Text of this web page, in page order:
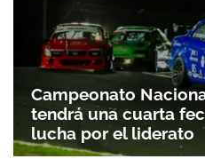
Campeonato
tendrá una cuarta
lucha por el liderato